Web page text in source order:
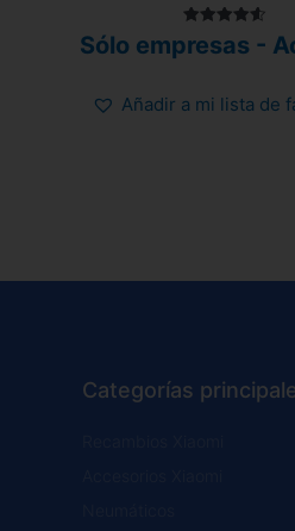
con
Sólo empresas -
Añadir a mi lista de
Categorías